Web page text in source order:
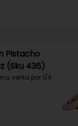
Pistacho
(Sku 436)
venta por 1/4